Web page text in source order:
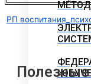
РП